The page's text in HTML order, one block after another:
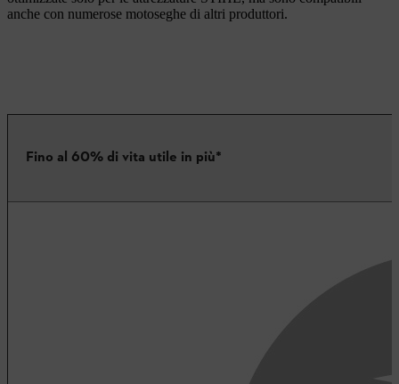
anche con numerose motoseghe di altri produttori.
Fino al 60% di vita utile in più*